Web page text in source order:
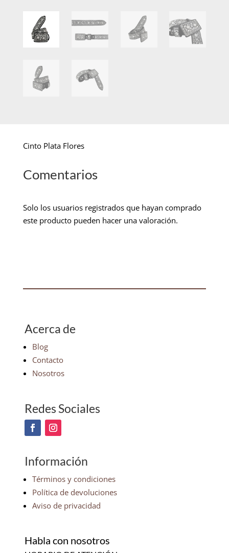
Cinto Plata Flores
Comentarios
Solo los usuarios registrados que hayan comprado
este producto pueden hacer una valoración.
Acerca de
Blog
Contacto
Nosotros
Redes Sociales
Información
Términos y condiciones
Política de devoluciones
Aviso de privacidad
Habla con nosotros